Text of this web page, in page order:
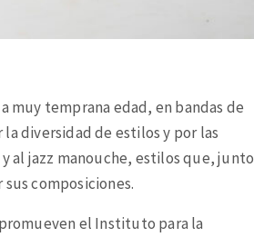
muy temprana edad, en bandas de
diversidad de estilos y por las
al jazz manouche, estilos que, junto
composiciones.
el Instituto para la